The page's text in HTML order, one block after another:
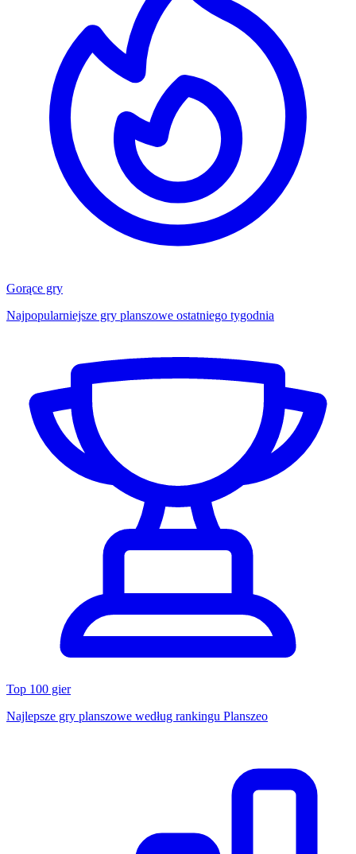
Gorące gry
Najpopularniejsze gry planszowe ostatniego tygodnia
Top 100 gier
Najlepsze gry planszowe według rankingu Planszeo